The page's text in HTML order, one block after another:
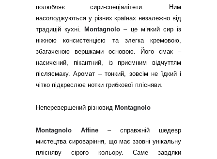
полюбляє сири-спеціалітети. Ним
насолоджуються у різних країнах незалежно від
традицій кухні.
Montagnolo – це м’який сир із
ніжною консистенцією та злегка кремовою,
збагаченою вершками основою. Його смак –
насичений, пікантний, із приємним відчуттям
післясмаку. Аромат – тонкий, зовсім не їдкий і
чітко підкреслює нотки грибкової плісняви.
Неперевершений різновид Montagnolo
Montagnolo Affine – справжній шедевр
мистецтва сироваріння, що має ззовні унікальну
плісняву сірого кольору. Саме завдяки